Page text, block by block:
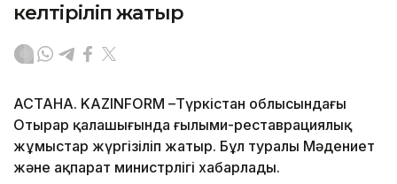
келтіріліп жатыр
АСТАНА. KAZINFORM –Түркістан облысындағы
Отырар қалашығында ғылыми-реставрациялық
жұмыстар жүргізіліп жатыр. Бұл туралы Мәдениет
және ақпарат министрлігі хабарлады.